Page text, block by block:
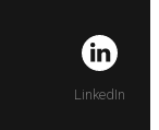
LinkedIn